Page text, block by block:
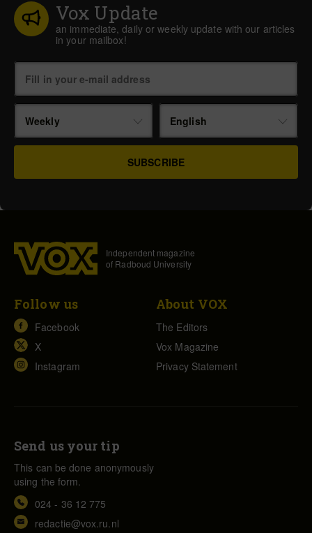
Vox Update
an immediate, daily or weekly update with our articles
in your mailbox!
Weekly English
Independent magazine
of Radboud University
Follow us
Facebook
X
Instagram
About VOX
The Editors
Vox Magazine
Privacy Statement
Send us your tip
This can be done anonymously
using the form.
024 - 36 12 775
redactie@vox.ru.nl